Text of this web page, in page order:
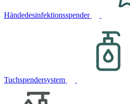
Händedesinfektionsspender
Tuchspendersystem